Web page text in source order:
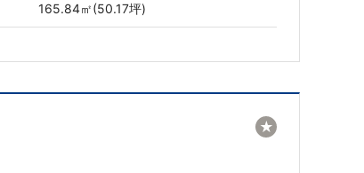
165.84㎡(50.17坪)
★